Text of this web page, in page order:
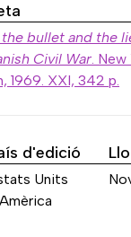
bullet and the
Civil War.
1969. XXI, 342 p.
d'edició
Units